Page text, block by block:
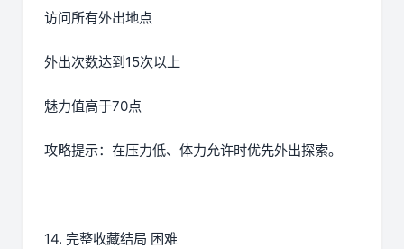
访问所有外出地点
外出次数达到15次以上
魅力值高于70点
攻略提示：在压力低、体力允许时优先外出探索。
14. 完整收藏结局 困难